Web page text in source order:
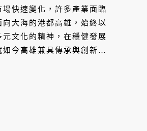
場快速變化，許多產業面臨
大海的港都高雄，始終以
元文化的精神，在穩健發展
今高雄兼具傳承與創新的